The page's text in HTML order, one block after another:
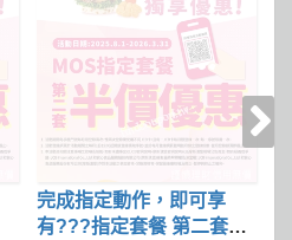
完成指定動作，即可享
有???指定套餐 第二套半